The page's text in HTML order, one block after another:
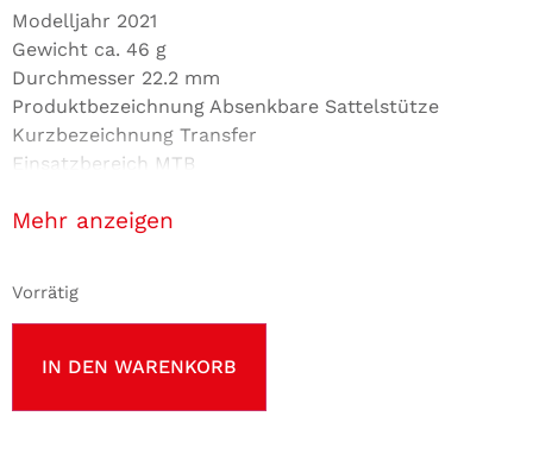
Modelljahr 2021
Gewicht ca. 46 g
Durchmesser 22.2 mm
Produktbezeichnung Absenkbare Sattelstütze
Kurzbezeichnung Transfer
Einsatzbereich MTB
anzeigen
Vorrätig
IN DEN WARENKORB